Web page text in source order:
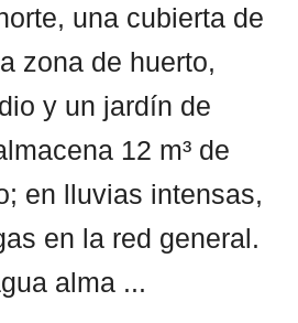
una cubierta de
zona de huerto,
y un jardín de
12 m³ de
en lluvias intensas,
en la red general.
alma ...